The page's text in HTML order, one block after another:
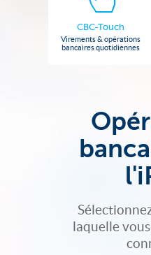
CBC-Touch
Virements & opérations
bancaires quotidiennes
laquelle